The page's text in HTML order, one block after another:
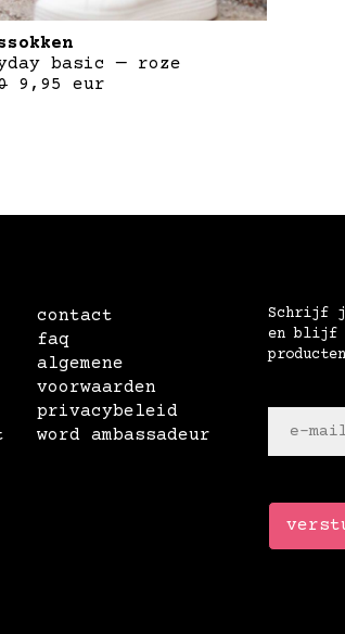
basic — roze
9,95 eur
contact
faq
algemene
voorwaarden
privacybeleid
word ambassadeur
Schrijf
en blijf